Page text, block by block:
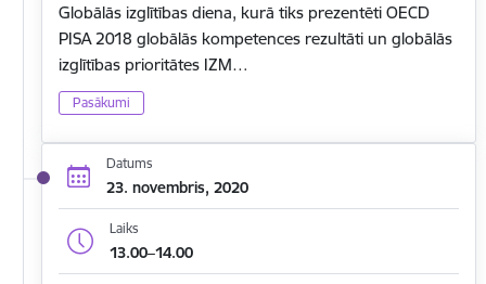
Globālās izglītības diena, kurā tiks prezentēti OECD
PISA 2018 globālās kompetences rezultāti un globālās
izglītības prioritātes IZM…
Pasākumi
Datums
23. novembris, 2020
Laiks
13.00–14.00